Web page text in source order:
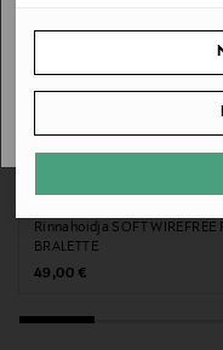
VIETNAM
Valmistaja
C26BQB
Tootja
Rinnahoidja SOFT WIREFREE
BRALETTE
Original Price
49,00 €